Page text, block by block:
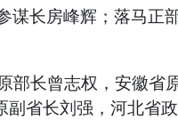
长房峰辉；落马正
长曾志权，安徽省
省长刘强，河北省